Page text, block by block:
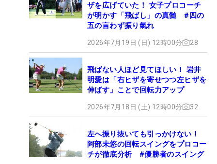
ザを広げていた！ 女子プロコーチ
が明かす「飛ばし」の真髄 #四の
五の言わず振り氣れ
2026年7月19日 (日) 12時00分 28
飛ばない人ほど見てほしい！ 岩井
明愛は「右ヒザを寄せつつ左ヒザを
伸ばす」ことで回転力アップ
2026年7月18日 (土) 12時00分 32
左へ振り抜いても引っかけない！
阿部未悠の回転スイングをプロコー
チが徹底分析 #優勝者のスイング